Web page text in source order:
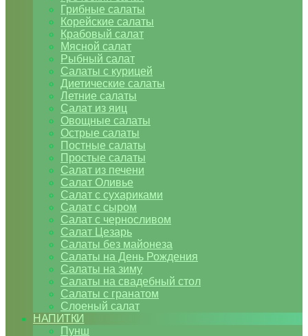
Грибные салаты
Корейские салаты
Крабовый салат
Мясной салат
Рыбный салат
Салаты с курицей
Диетические салаты
Летние салаты
Салат из яиц
Овощные салаты
Острые салаты
Постные салаты
Простые салаты
Салат из печени
Салат Оливье
Салат с сухариками
Салат с сыром
Салат с черносливом
Салат Цезарь
Салаты без майонеза
Салаты на День Рождения
Салаты на зиму
Салаты на свадебный стол
Салаты с гранатом
Слоеный салат
НАПИТКИ
Пунш